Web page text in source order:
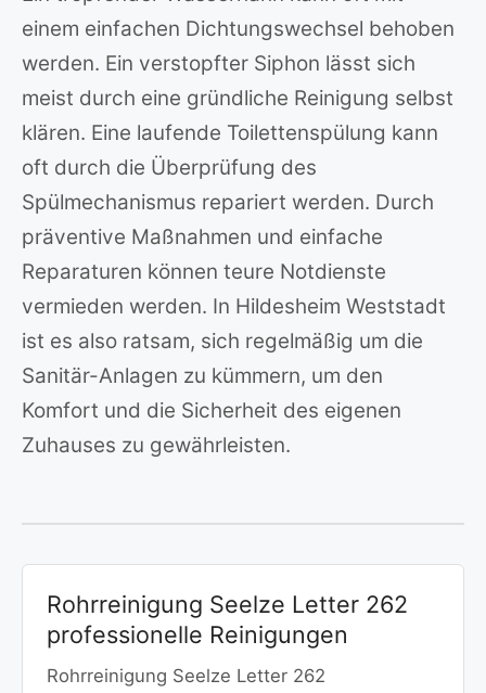
einem einfachen Dichtungswechsel behoben
werden. Ein verstopfter Siphon lässt sich
meist durch eine gründliche Reinigung selbst
klären. Eine laufende Toilettenspülung kann
oft durch die Überprüfung des
Spülmechanismus repariert werden. Durch
präventive Maßnahmen und einfache
Reparaturen können teure Notdienste
vermieden werden. In Hildesheim Weststadt
ist es also ratsam, sich regelmäßig um die
Sanitär-Anlagen zu kümmern, um den
Komfort und die Sicherheit des eigenen
Zuhauses zu gewährleisten.
Rohrreinigung Seelze Letter 262
professionelle Reinigungen
Rohrreinigung Seelze Letter 262